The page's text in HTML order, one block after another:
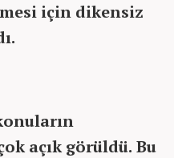
için dikensiz
açık görüldü. Bu